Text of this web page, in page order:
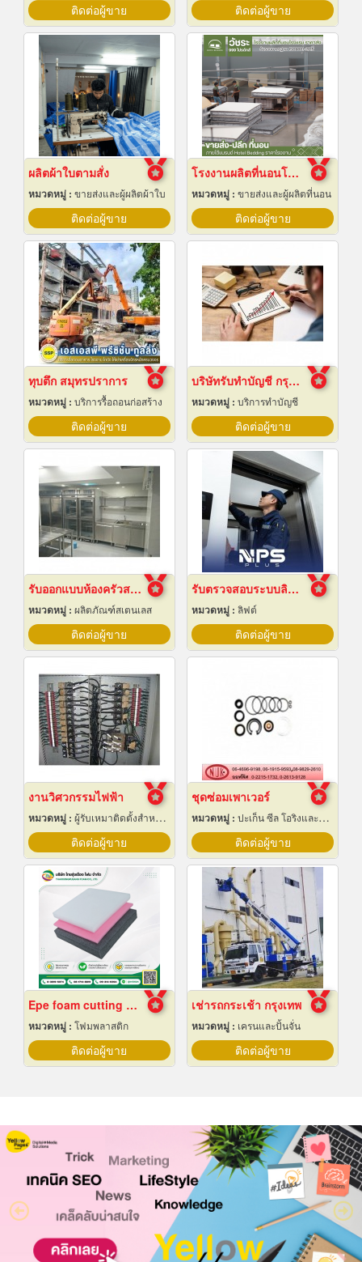
ติดต่อผู้ขาย ติดต่อผู้ขาย
ผลิตผ้าใบตามสั่ง
หมวดหมู่ : ขายส่งและผู้ผลิตผ้าใบ
ติดต่อผู้ขาย
โรงงานผลิตที่นอนโรงแรม
หมวดหมู่ : ขายส่งและผู้ผลิตที่นอน
ติดต่อผู้ขาย
ทุบตึก สมุทรปราการ
หมวดหมู่ : บริการรื้อถอนก่อสร้าง
ติดต่อผู้ขาย
บริษัทรับทำบัญชี กรุงเทพ
หมวดหมู่ : บริการทำบัญชี
ติดต่อผู้ขาย
รับออกแบบห้องครัวสแตนเลส
หมวดหมู่ : ผลิตภัณฑ์สเตนเลส
ติดต่อผู้ขาย
รับตรวจสอบระบบลิฟต์ ซ่อมบำรุงรักษา Maintenance
หมวดหมู่ : ลิฟต์
ติดต่อผู้ขาย
งานวิศวกรรมไฟฟ้า
หมวดหมู่ : ผู้รับเหมาติดตั้งสำหรับบ้านและโรงงานไฟฟ้า
ติดต่อผู้ขาย
ชุดซ่อมเพาเวอร์
หมวดหมู่ : ปะเก็น ซีล โอริงและออยซีล
ติดต่อผู้ขาย
Epe foam cutting Pad
หมวดหมู่ : โฟมพลาสติก
ติดต่อผู้ขาย
เช่ารถกระเช้า กรุงเทพ
หมวดหมู่ : เครนและปั้นจั่น
ติดต่อผู้ขาย